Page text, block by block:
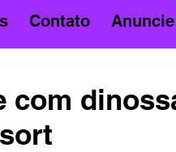
Contato Anuncie
com